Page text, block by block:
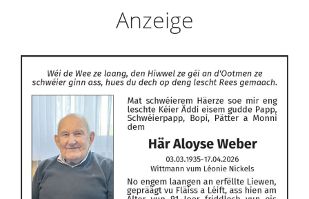
Anzeige